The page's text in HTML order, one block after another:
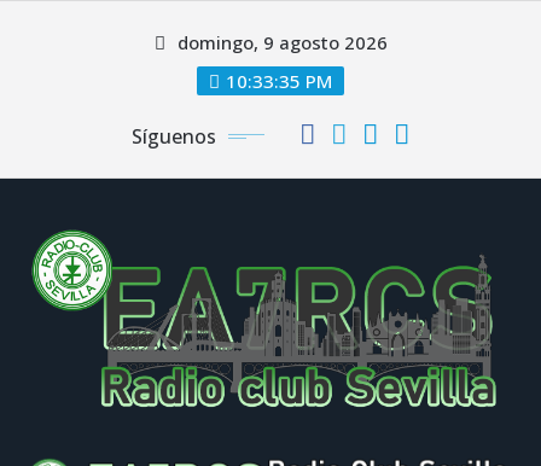
domingo, 9 agosto 2026
10:33:36 PM
Síguenos